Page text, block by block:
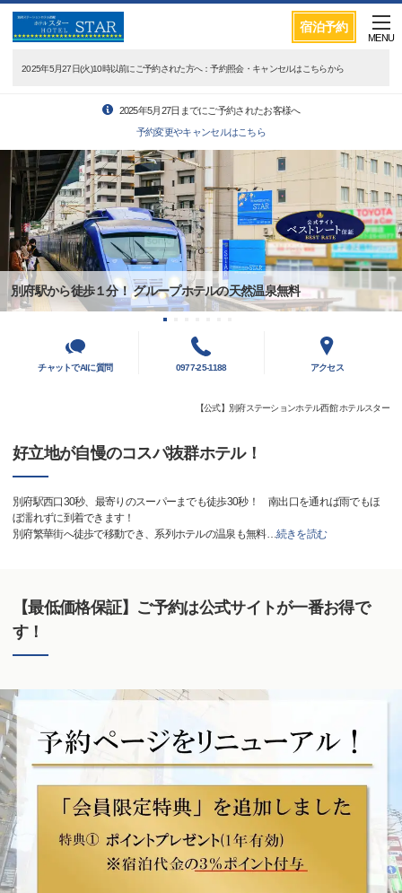
宿泊予約
MENU
2025年5月27日(火)10時以前にご予約された方へ：予約照会・キャンセルはこちらから
2025年5月27日までにご予約されたお客様へ
予約変更やキャンセルはこちら
別府駅から徒歩１分！ グループホテルの天然温泉無料
チャットでAIに質問 0977-25-1188 アクセス
【公式】別府ステーションホテル西館 ホテルスター
好立地が自慢のコスパ抜群ホテル！
別府駅西口30秒、最寄りのスーパーまでも徒歩30秒！ 南出口を通れば雨でもほ
ぼ濡れずに到着できます！
別府繁華街へ徒歩で移動でき、系列ホテルの温泉も無料…続きを読む
【最低価格保証】ご予約は公式サイトが一番お得で
す！